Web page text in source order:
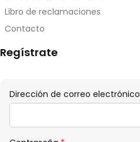
Libro de reclamaciones
Contacto
Regístrate
Dirección de correo electrónico